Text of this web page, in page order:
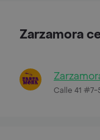
Zarzamora
Calle 41 #7-